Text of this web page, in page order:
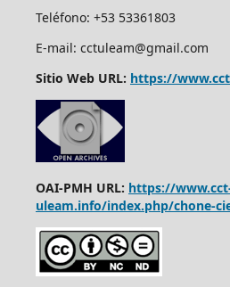
Teléfono: +53 53361803
E-mail: cctuleam@gmail.com
Sitio Web URL: https://
OAI-PMH URL: https://
uleam.info/index.php/chone-